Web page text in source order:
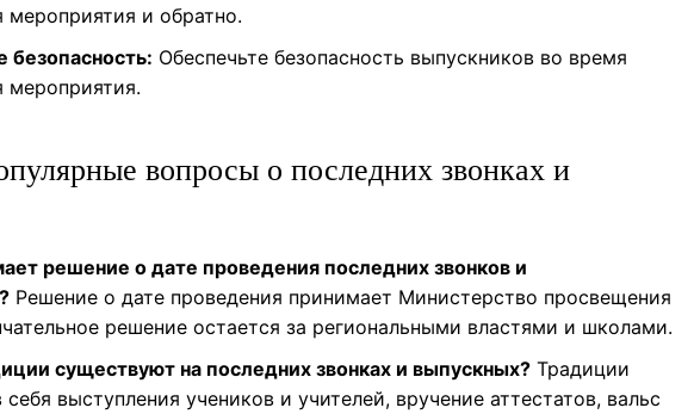
мероприятия и обратно.
безопасность: Обеспечьте безопасность выпускников во время
мероприятия.
вопросы о последних звонках и
решение о дате проведения последних звонков и
Решение о дате проведения принимает Министерство просвещения
решение остается за региональными властями и школами.
существуют на последних звонках и выпускных? Традиции
выступления учеников и учителей, вручение аттестатов, вальс